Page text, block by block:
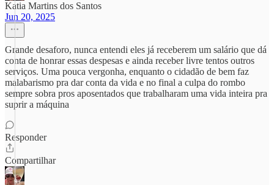
Katia Martins dos Santos
Jun 20, 2025
Grande desaforo, nunca entendi eles já receberem um salário que dá
conta de honrar essas despesas e ainda receber livre tentos outros
serviços. Uma pouca vergonha, enquanto o cidadão de bem faz
malabarismo pra dar conta da vida e no final a culpa do rombo
sempre sobra pros aposentados que trabalharam uma vida inteira pra
suprir a máquina
Responder
Compartilhar